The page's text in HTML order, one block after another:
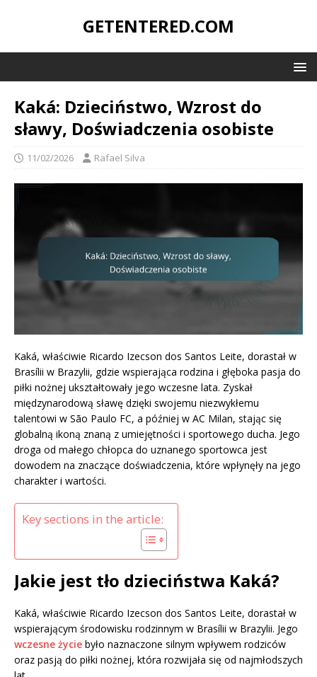
GETENTERED.COM
Kaká: Dzieciństwo, Wzrost do
sławy, Doświadczenia osobiste
11/02/2026 Rafael Silva
Kaká, właściwie Ricardo Izecson dos Santos Leite, dorastał w
Brasílii w Brazylii, gdzie wspierająca rodzina i głęboka pasja do
piłki nożnej ukształtowały jego wczesne lata. Zyskał
międzynarodową sławę dzięki swojemu niezwykłemu
talentowi w São Paulo FC, a później w AC Milan, stając się
globalną ikoną znaną z umiejętności i sportowego ducha. Jego
droga od małego chłopca do uznanego sportowca jest
dowodem na znaczące doświadczenia, które wpłynęły na jego
charakter i wartości.
Key sections in the article:
Jakie jest tło dzieciństwa Kaká?
Kaká, właściwie Ricardo Izecson dos Santos Leite, dorastał w
wspierającym środowisku rodzinnym w Brasílii w Brazylii. Jego
wczesne życie było naznaczone silnym wpływem rodziców
oraz pasją do piłki nożnej, która rozwijała się od najmłodszych